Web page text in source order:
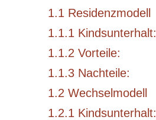
1.1 Residenzmodell
1.1.1 Kindsunterhalt:
1.1.2 Vorteile:
1.1.3 Nachteile:
1.2 Wechselmodell
1.2.1 Kindsunterhalt: